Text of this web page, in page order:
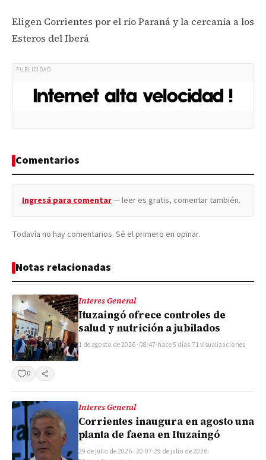
Eligen Corrientes por el río Paraná y la cercanía a los
Esteros del Iberá
PUBLICIDAD
Comentarios
Ingresá para comentar— leer es gratis, comentar también.
Todavía no hay comentarios. Sé el primero en opinar.
Notas relacionadas
Interes General
Ituzaingó ofrece controles de
salud y nutrición a jubilados
1 de agosto de 2026 · 08:47·hace 5 días·71 visualizaciones
0 Compartir
Interes General
Corrientes inaugura en agosto una
planta de faena en Ituzaingó
29 de julio de 2026 · 20:07·29 de julio de 2026·